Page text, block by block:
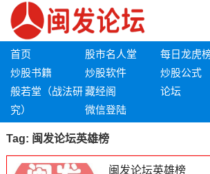
首页 股市名人堂 每日龙虎
炒股书籍
炒股软件 炒股公式
般若堂（战法研
究）
藏经阁 论坛
微信登陆
Tag: 闽发论坛英雄榜
闽发论坛英雄榜